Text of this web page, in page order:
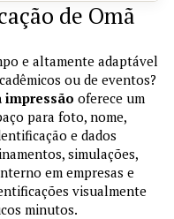
de Omã
e altamente adaptável
ou de eventos?
impressão oferece um
para foto, nome,
e dados
simulações,
em empresas e
visualmente
minutos.